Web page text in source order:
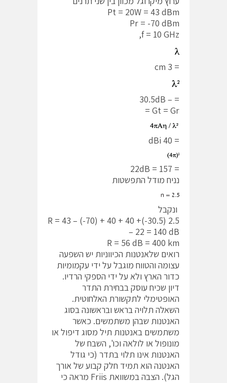
Pt = 20W = 43 dBm
Pr = -70 dBm
f = 10 GHz,
= 3 cm
= – 30.5dB
Gt = Gr =
= 40 dBi
= 157 = 22dB
נניח מודל התפשטות
ונקבל
2.5 R = 43 – (-70) + 40 + 40 +(-30.5)
– 22 = 140 dB
R = 56 dB = 400 km
רואים שלאנטנות הכיווניות יש השפעה
עצומה והטווח מוגבל על ידי עקמומיות
כדור הארץ ולא על ידי הספקי הרדיו.
דיון שכיח עוסק בבחירת התדר
האופטימלי לתקשורת האלחוטית.
השאלה תלויה בראש ובראשונה בסוג
האנטנות שבהן משתמשים. כאשר
משתמשים באנטנות תיל מסוג דיפול או
מונופול או לולאה וכו', השבח של
האנטנות אינו תלוי בתדר (כי גודל
האנטנה הוא תמיד חלק קבוע של אורך
הגל). הצבה במשוואת Friis מראה כי